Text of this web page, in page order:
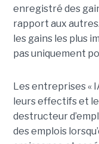
enregistré des
rapport aux
les gains les plus
pas uniquement
Les entreprises «
leurs effectifs et
destructeur
des emplois